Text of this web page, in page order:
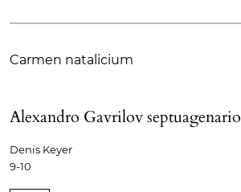
Carmen natalicium
Alexandro Gavrilov septuagenario
Denis Keyer
9-10